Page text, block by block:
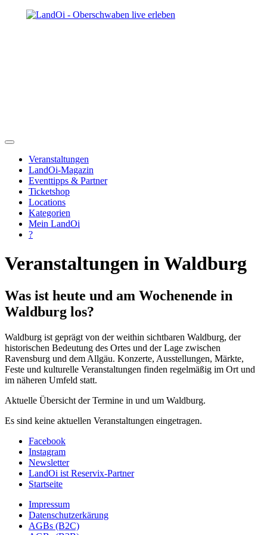
Veranstaltungen
LandOi-Magazin
Eventtipps & Partner
Ticketshop
Locations
Kategorien
Mein LandOi
?
Veranstaltungen in Waldburg
Was ist heute und am Wochenende in
Waldburg los?
Waldburg ist geprägt von der weithin sichtbaren Waldburg, der
historischen Bedeutung des Ortes und der Lage zwischen
Ravensburg und dem Allgäu. Konzerte, Ausstellungen, Märkte,
Feste und kulturelle Veranstaltungen finden regelmäßig im Ort und
im näheren Umfeld statt.
Aktuelle Übersicht der Termine in und um Waldburg.
Es sind keine aktuellen Veranstaltungen eingetragen.
Facebook
Instagram
Newsletter
LandOi ist Reservix-Partner
Startseite
Impressum
Datenschutzerkärung
AGBs (B2C)